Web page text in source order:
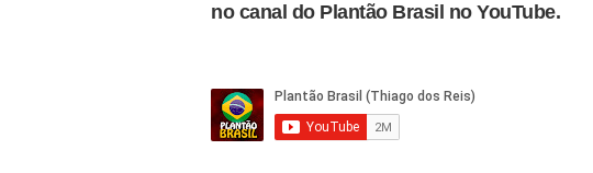
no canal do Plantão Brasil no YouTube.